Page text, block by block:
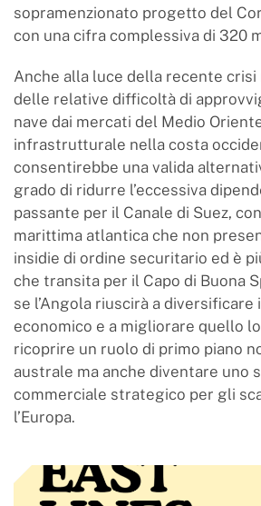
sopramenzionato progetto del
con una cifra complessiva di 320
Anche alla luce della recente crisi
delle relative difficoltà di
nave dai mercati del Medio
infrastrutturale nella costa
consentirebbe una valida
grado di ridurre l’eccessiva
passante per il Canale di Suez,
marittima atlantica che non
insidie di ordine securitario ed è
che transita per il Capo di Buona
se l’Angola riuscirà a
economico e a migliorare quello
ricoprire un ruolo di primo piano
australe ma anche diventare uno
commerciale strategico per gli
l’Europa.